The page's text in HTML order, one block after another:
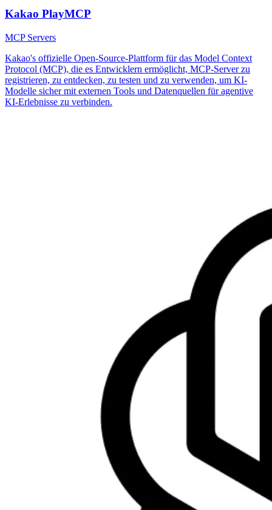
Kakao PlayMCP
MCP Servers
Kakao's offizielle Open-Source-Plattform für das Model Context
Protocol (MCP), die es Entwicklern ermöglicht, MCP-Server zu
registrieren, zu entdecken, zu testen und zu verwenden, um KI-
Modelle sicher mit externen Tools und Datenquellen für agentive
KI-Erlebnisse zu verbinden.